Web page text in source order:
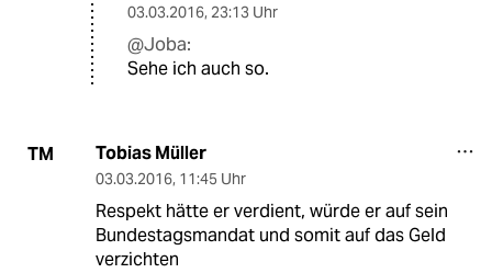
03.03.2016, 23:13 Uhr
@Joba:
Sehe ich auch so.
TM Tobias Müller
03.03.2016, 11:45 Uhr
Respekt hätte er verdient, würde er auf sein
Bundestagsmandat und somit auf das Geld
verzichten